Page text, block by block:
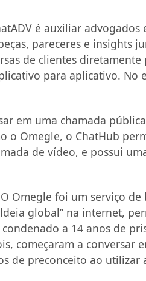
é auxiliar advogados
pareceres e insights
de clientes diretamente
para aplicativo. No
em uma chamada
o Omegle, o ChatHub
de vídeo, e possui
Omegle foi um serviço
global” na internet,
a 14 anos de
começaram a conversar
de preconceito ao utilizar